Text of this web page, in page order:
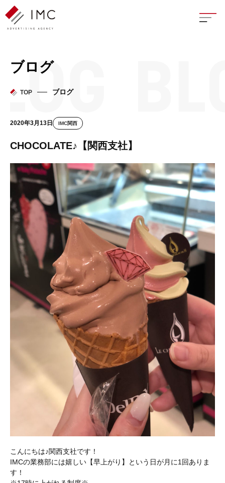
座談
イン
フェ
ブログ
TOP ブログ
2020年3月13日 IMC関西
CHOCOLATE♪【関西支社】
こんにちは♪関西支社です！
IMCの業務部には嬉しい【早上がり】という日が月に1回ありま
す！